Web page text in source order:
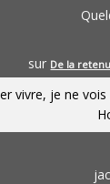
sur De la
vivre, je ne